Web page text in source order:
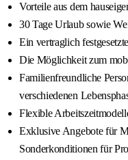
Vorteile aus dem
30 Tage Urlaub sowie
Ein vertraglich
Die Möglichkeit zum
Familienfreundliche
verschiedenen
Flexible
Exklusive Angebote für
Sonderkonditionen für